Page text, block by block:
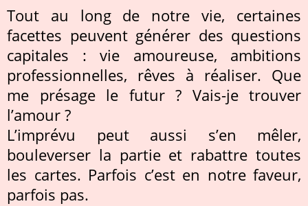
Tout au long de notre vie, certaines
facettes peuvent générer des questions
capitales : vie amoureuse, ambitions
professionnelles, rêves à réaliser. Que
me présage le futur ? Vais-je trouver
l’amour ?
L’imprévu peut aussi s’en mêler,
bouleverser la partie et rabattre toutes
les cartes. Parfois c’est en notre faveur,
parfois pas.